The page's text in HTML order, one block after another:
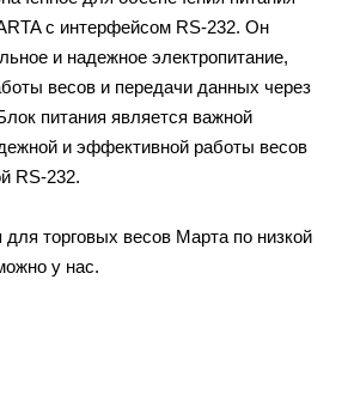
с интерфейсом RS-232. Он
и надежное электропитание,
весов и передачи данных через
питания является важной
и эффективной работы весов
RS-232.
для торговых весов Марта по низкой
у нас.